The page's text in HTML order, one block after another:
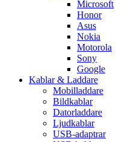
Microsoft
Honor
Asus
Nokia
Motorola
Sony
Google
Kablar & Laddare
Mobilladdare
Bildkablar
Datorladdare
Ljudkablar
USB-adaptrar